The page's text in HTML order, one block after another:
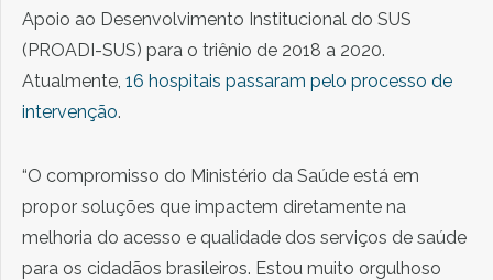
Apoio ao Desenvolvimento Institucional do SUS
(PROADI-SUS) para o triênio de 2018 a 2020.
Atualmente, 16 hospitais passaram pelo processo de
intervenção.
“O compromisso do Ministério da Saúde está em
propor soluções que impactem diretamente na
melhoria do acesso e qualidade dos serviços de saúde
para os cidadãos brasileiros. Estou muito orgulhoso